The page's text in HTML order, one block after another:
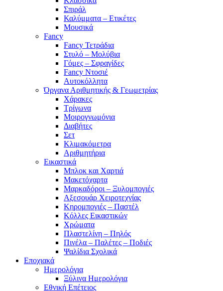
Σπιράλ
Καλύμματα – Ετικέτες
Μουσικά
Fancy
Fancy Τετράδια
Στυλό – Μολύβια
Γόμες – Σφραγίδες
Fancy Ντοσιέ
Αυτοκόλλητα
Όργανα Αριθμητικής & Γεωμετρίας
Χάρακες
Τρίγωνα
Mοιρογνωμόνια
Διαβήτες
Σετ
Κλιμακόμετρα
Αριθμητήρια
Εικαστικά
Μπλοκ και Χαρτιά
Μακετόχαρτα
Μαρκαδόροι – Ξυλομπογιές
Αξεσουάρ Χειροτεχνίας
Κηρομπογιές – Παστέλ
Κόλλες Εικαστικών
Χρώματα
Πλαστελίνη – Πηλός
Πινέλα – Παλέτες – Ποδιές
Ψαλίδια Σχολικά
Εποχιακά
Ημερολόγια
Ξύλινα Ημερολόγια
Εθνική Επέτειος